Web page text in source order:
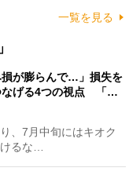
一覧を見る
損が膨らんで…」損失を
なげる4つの視点 「…
、7月中旬にはキオク
けるな…